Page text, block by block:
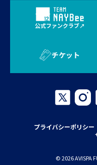
公式ファンクラブ
チケット
プライバシーポリシー
© 2026 AVISPA